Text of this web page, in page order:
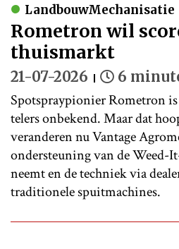
LandbouwMechanisatie
Rometron wil
thuismarkt
21-07-2026 6
Spotspraypionier Rometron
telers onbekend. Maar dat
veranderen nu Vantage
ondersteuning van de Weed-
neemt en de techniek via
traditionele spuitmachines.